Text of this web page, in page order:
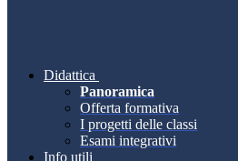
Didattica
Panoramica
Offerta formativa
I progetti delle classi
Esami integrativi
Info utili